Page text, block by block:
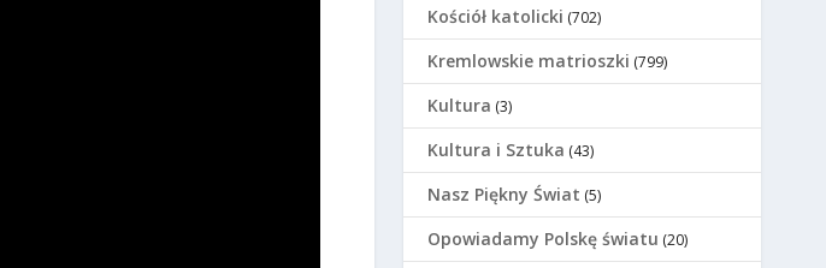
Kościół katolicki (702)
Kremlowskie matrioszki (799)
Kultura (3)
Kultura i Sztuka (43)
Nasz Piękny Świat (5)
Opowiadamy Polskę światu (20)